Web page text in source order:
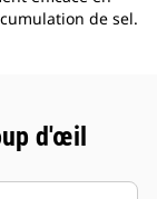
de sel.
d'œil